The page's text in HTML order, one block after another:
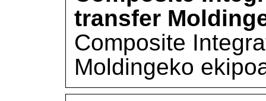
transfer
Composite
Moldingeko